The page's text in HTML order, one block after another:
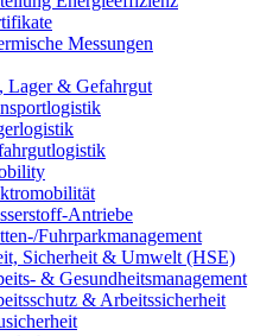
Messungen
Lager & Gefahrgut
Antriebe
Fuhrparkmanagement
Sicherheit & Umwelt (HSE)
& Gesundheitsmanagement
& Arbeitssicherheit